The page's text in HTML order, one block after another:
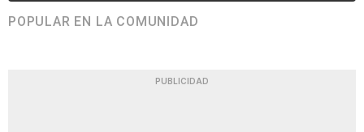
POPULAR EN LA COMUNIDAD
PUBLICIDAD